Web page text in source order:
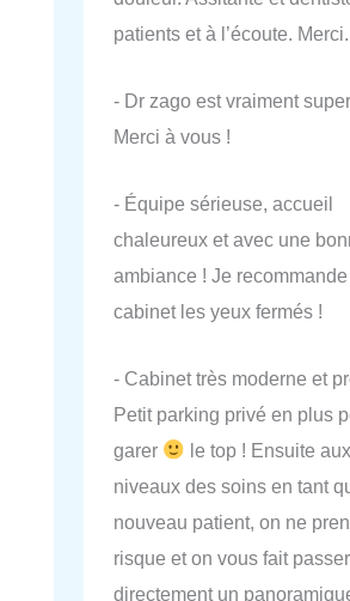
patients et à l’écoute. Merci.
- Dr zago est vraiment
Merci à vous !
- Équipe sérieuse, accueil
chaleureux et avec une
ambiance ! Je
cabinet les yeux fermés !
- Cabinet très moderne et
Petit parking privé en plus
garer
le top ! Ensuite aux
niveaux des soins en tant
nouveau patient, on ne
risque et on vous fait passer
directement un